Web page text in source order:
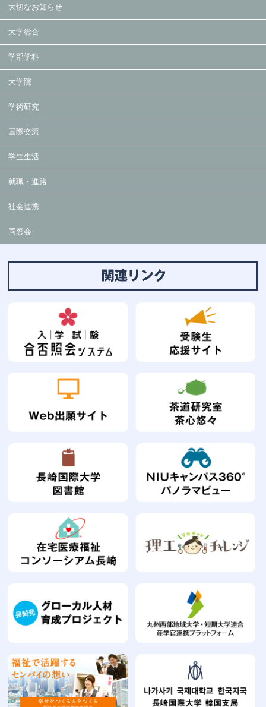
大切なお知らせ
大学総合
学部学科
大学院
学術研究
国際交流
学生生活
就職・進路
社会連携
同窓会